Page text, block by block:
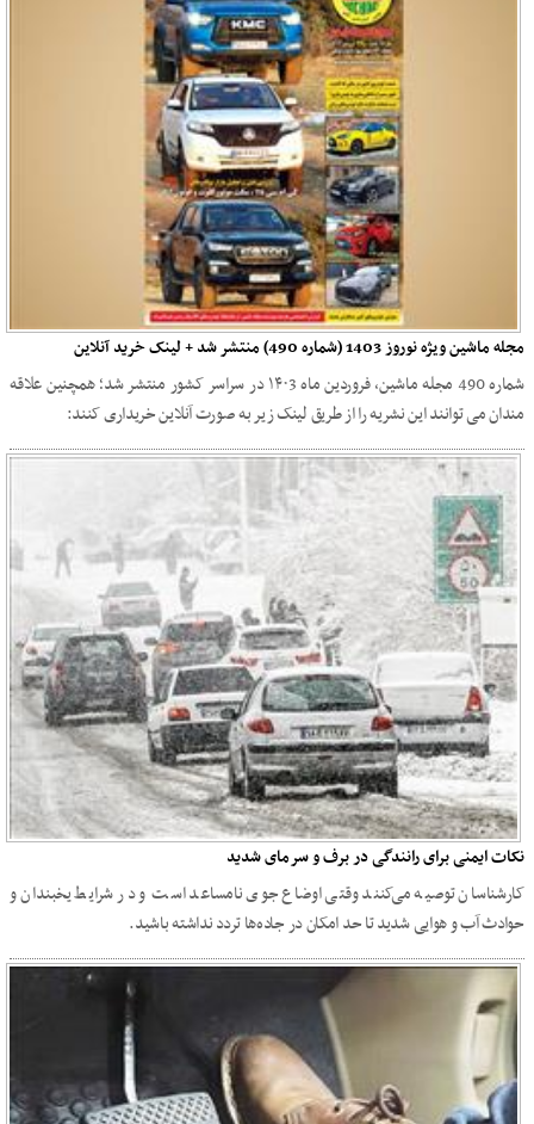
مجله ماشین ویژه نوروز 1403 (شماره 490) منتشر شد + لینک خرید آنلاین
شماره 490 مجله ماشین، فروردین ماه ۱۴۰3 در سراسر کشور منتشر شد؛ همچنین علاقه
مندان می توانند این نشریه را از طریق لینک زیر به صورت آنلاین خریداری کنند:
نکات ایمنی برای رانندگی در برف و سرمای شدید
کارشناسان توصیه می‌کنند وقتی اوضاع جوی نامساعد است و در شرایط یخبندان و
حوادث آب و هوایی شدید تا حد امکان در جاده‌ها تردد نداشته باشید.